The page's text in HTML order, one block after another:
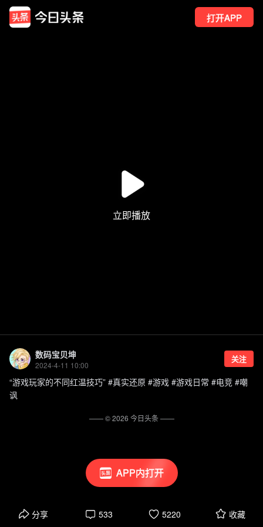
打开APP
APP内打开
数码宝贝坤
2024-4-11 10:00
关注
“游戏玩家的不同红温技巧” #真实还原 #游戏 #游戏日常 #电竞 #嘲
讽
分享 533 5220 收藏
—— ©2026 今日头条——